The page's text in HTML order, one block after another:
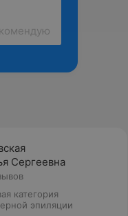
Сергеевна
категория
эпиляции